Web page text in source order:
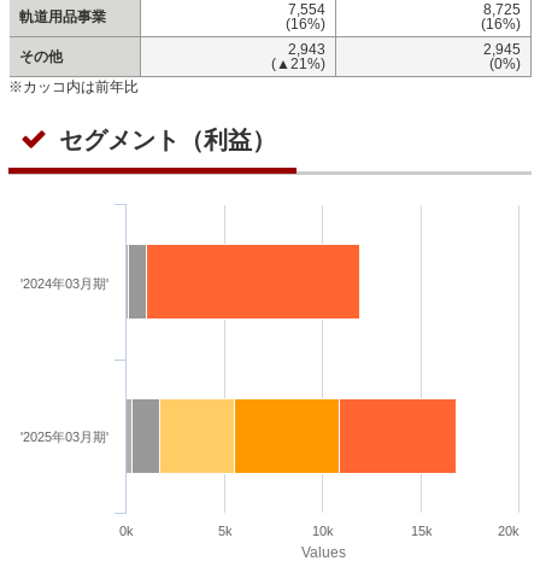
軌道用品事業
7,554
(16%)
8,725
(16%)
その他
2,943
(▲21%)
2,945
(0%)
※カッコ内は前年比
セグメント（利益）
Values
'2024年03月期'
'2025年03月期'
0k 5k 10k 15k 20k